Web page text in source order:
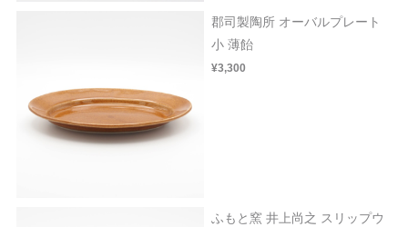
郡司製陶所 オーバルプレート
小 薄飴
¥3,300
ふもと窯 井上尚之 スリップウ